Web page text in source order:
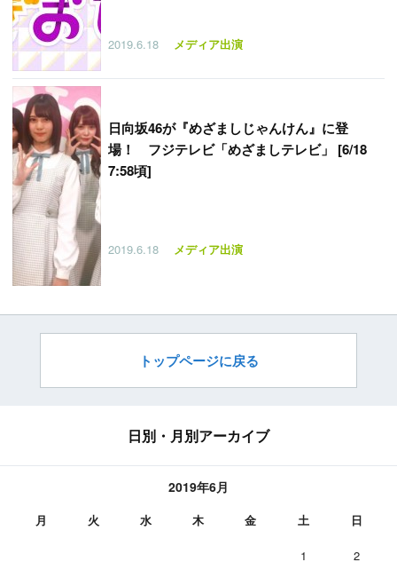
2019.6.18 メディア出演
日向坂46が『めざましじゃんけん』に登
場！ フジテレビ「めざましテレビ」 [6/18
7:58頃]
2019.6.18 メディア出演
トップページに戻る
日別・月別アーカイブ
2019年6月
月 火 水 木 金 土 日
1
2